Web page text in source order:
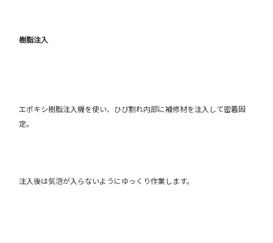
樹脂注入
エポキシ樹脂注入機を使い、ひび割れ内部に補修材を注入して密着固
定。
注入後は気泡が入らないようにゆっくり作業します。